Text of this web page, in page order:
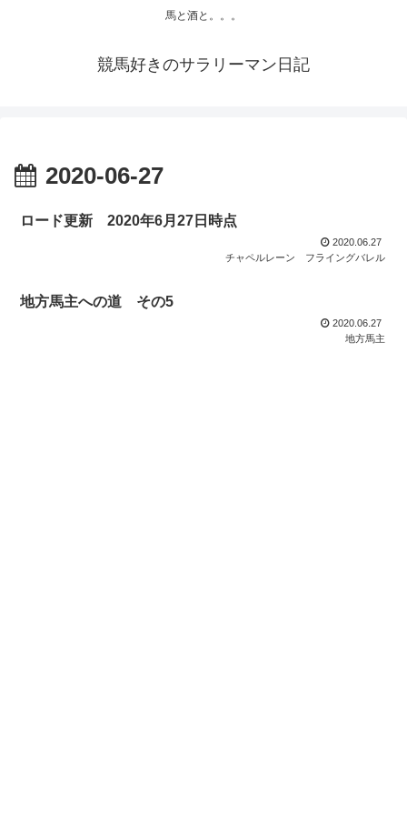
馬と酒と。。。
競馬好きのサラリーマン日記
2020-06-27
ロード更新 2020年6月27日時点
2020.06.27
チャペルレーン
フライングバレル
地方馬主への道 その5
2020.06.27
地方馬主